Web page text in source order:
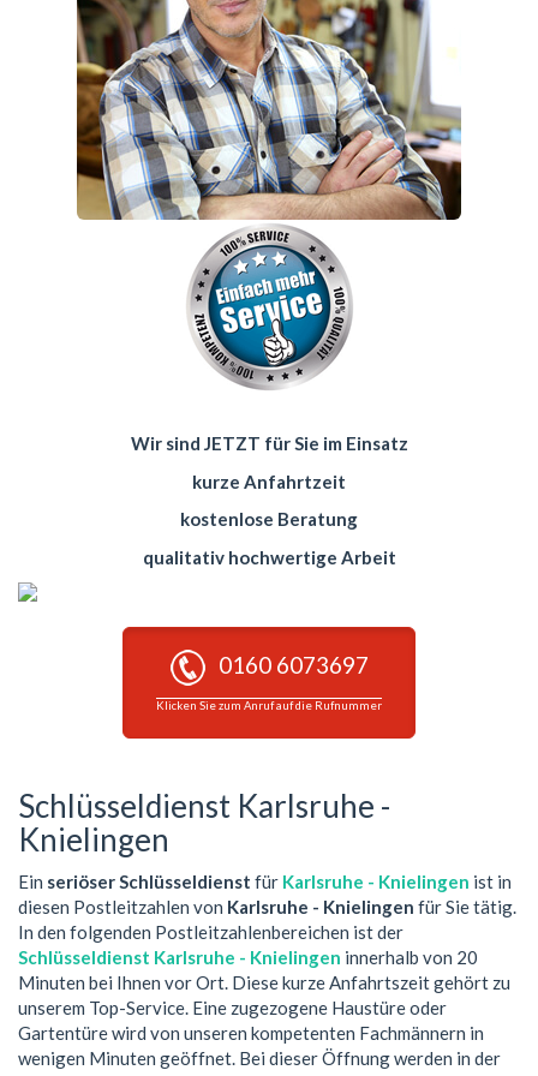
Wir sind JETZT für Sie im Einsatz
kurze Anfahrtzeit
kostenlose Beratung
qualitativ hochwertige Arbeit
0160 6073697
Klicken Sie zum Anruf auf die Rufnummer
Schlüsseldienst Karlsruhe -
Knielingen
Ein seriöser Schlüsseldienst für Karlsruhe - Knielingen ist in
diesen Postleitzahlen von Karlsruhe - Knielingen für Sie tätig.
In den folgenden Postleitzahlenbereichen ist der
Schlüsseldienst Karlsruhe - Knielingen innerhalb von 20
Minuten bei Ihnen vor Ort. Diese kurze Anfahrtszeit gehört zu
unserem Top-Service. Eine zugezogene Haustüre oder
Gartentüre wird von unseren kompetenten Fachmännern in
wenigen Minuten geöffnet. Bei dieser Öffnung werden in der